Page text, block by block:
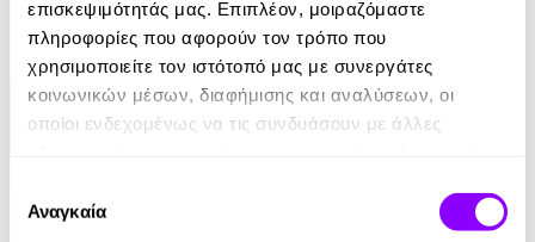
επισκεψιμότητάς μας. Επιπλέον, μοιραζόμαστε
πληροφορίες που αφορούν τον τρόπο που
χρησιμοποιείτε τον ιστότοπό μας με συνεργάτες
κοινωνικών μέσων, διαφήμισης και αναλύσεων, οι
οποίοι ενδεχομένως να τις συνδυάσουν με άλλες
των υπηρεσιών τους.
συγκατάθεσης
Αναγκαία
eBook